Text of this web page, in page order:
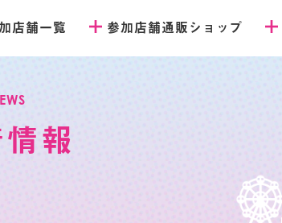
店舗一覧 参加店舗通販ショップ
報